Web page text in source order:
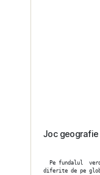
Joc
diferite de pe